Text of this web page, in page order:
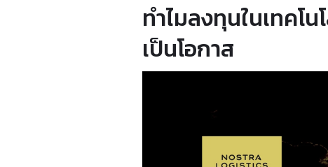
ทำไมลงทุนในเทคโ
เป็นโอกาส